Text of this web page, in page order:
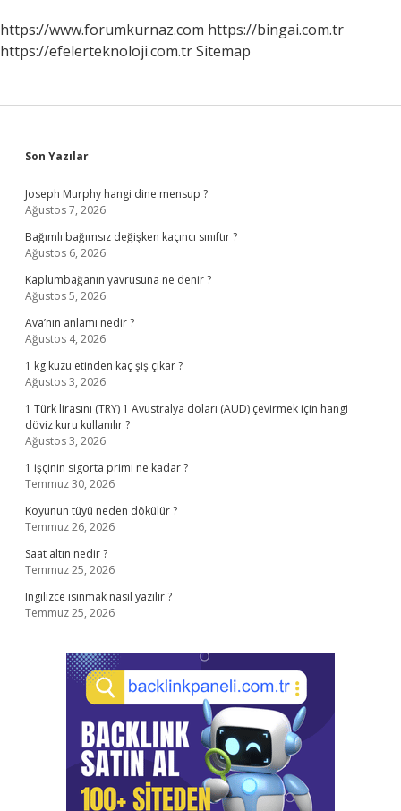
https://www.forumkurnaz.com https://bingai.com.tr
https://efelerteknoloji.com.trSitemap
Sidebar
Son Yazılar
Joseph Murphy hangi dine mensup ?
Ağustos 7, 2026
Bağımlı bağımsız değişken kaçıncı sınıftır ?
Ağustos 6, 2026
Kaplumbağanın yavrusuna ne denir ?
Ağustos 5, 2026
Ava’nın anlamı nedir ?
Ağustos 4, 2026
1 kg kuzu etinden kaç şiş çıkar ?
Ağustos 3, 2026
1 Türk lirasını (TRY) 1 Avustralya doları (AUD) çevirmek için hangi
döviz kuru kullanılır ?
Ağustos 3, 2026
1 işçinin sigorta primi ne kadar ?
Temmuz 30, 2026
Koyunun tüyü neden dökülür ?
Temmuz 26, 2026
Saat altın nedir ?
Temmuz 25, 2026
Ingilizce ısınmak nasıl yazılır ?
Temmuz 25, 2026